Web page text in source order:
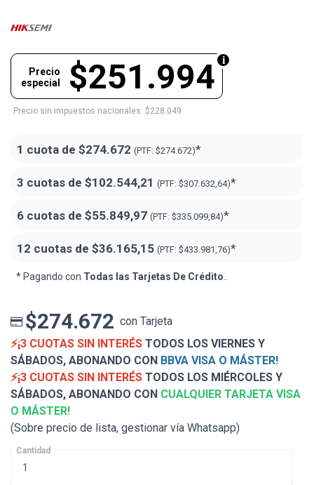
$251.994
Precio
especial
Precio sin impuestos nacionales: $228.049
1 cuota de $274.672 (PTF: $274.672)*
3 cuotas de $102.544,21 (PTF: $307.632,64)*
6 cuotas de $55.849,97 (PTF: $335.099,84)*
12 cuotas de $36.165,15 (PTF: $433.981,76)*
* Pagando con Todas las Tarjetas De Crédito
$274.672 con Tarjeta
⚡¡3 CUOTAS SIN INTERÉS TODOS LOS VIERNES Y
SÁBADOS, ABONANDO CON BBVA VISA O MÁSTER!
⚡¡3 CUOTAS SIN INTERÉS TODOS LOS MIÉRCOLES Y
SÁBADOS, ABONANDO CON CUALQUIER TARJETA VISA
O MÁSTER!
(Sobre precio de lista, gestionar vía Whatsapp)
Cantidad